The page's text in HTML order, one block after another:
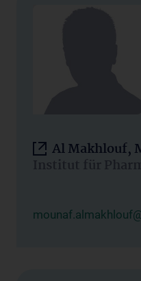
Al Makhlouf,
Institut für